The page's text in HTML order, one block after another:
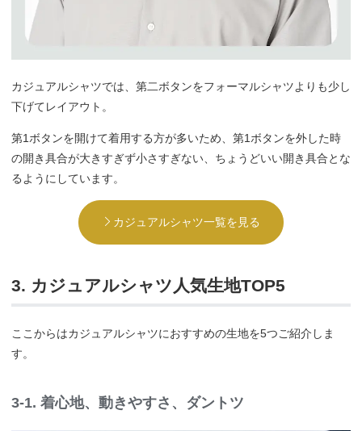
カジュアルシャツでは、第二ボタンをフォーマルシャツよりも少し
下げてレイアウト。
第1ボタンを開けて着用する方が多いため、第1ボタンを外した時
の開き具合が大きすぎず小さすぎない、ちょうどいい開き具合とな
るようにしています。
カジュアルシャツ一覧を見る
3. カジュアルシャツ人気生地TOP5
ここからはカジュアルシャツにおすすめの生地を5つご紹介しま
す。
3-1. 着心地、動きやすさ、ダントツ